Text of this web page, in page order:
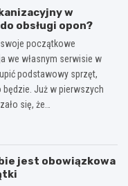
w
obsługi opon?
początkowe
we własnym serwisie w
podstawowy sprzęt,
będzie. Już w pierwszych
się, że…
jest obowiązkowa